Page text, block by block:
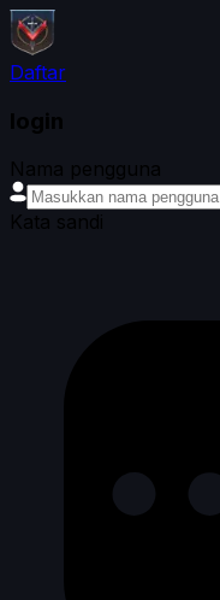
Daftar
login
Nama pengguna
Kata sandi